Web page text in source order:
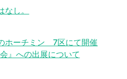
し。
ホーチミン 7区にて開催
』への出展について